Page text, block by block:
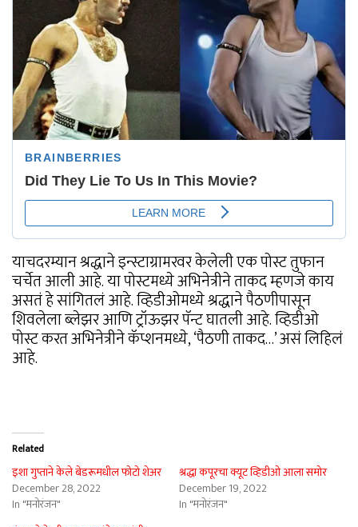
याचदरम्यान श्रद्धाने इन्स्टाग्रामरवर केलेली एक पोस्ट तुफान
चर्चेत आली आहे. या पोस्टमध्ये अभिनेत्रीने ताकद म्हणजे काय
असतं हे सांगितलं आहे. व्हिडीओमध्ये श्रद्धाने पैठणीपासून
शिवलेला ब्लेझर आणि ट्रॉऊझर पॅन्ट घातली आहे. व्हिडीओ
पोस्ट करत अभिनेत्रीने कॅप्शनमध्ये, ‘पैठणी ताकद…’ असं लिहिलं
आहे.
Related
इशा गुप्ताने केले बेडरूमधील फोटो शेअर
December 28, 2022
In "मनोरंजन"
श्रद्धा कपूरचा क्यूट व्हिडीओ आला समोर
December 19, 2022
In "मनोरंजन"